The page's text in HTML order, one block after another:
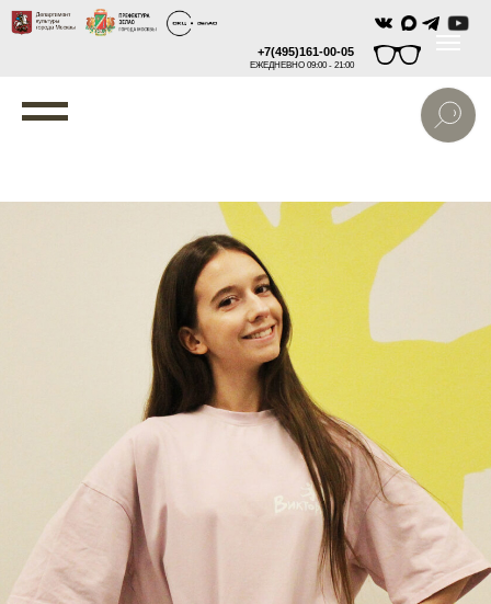
+7(495)161-00-05
ЕЖЕДНЕВНО 09:00 - 21:00